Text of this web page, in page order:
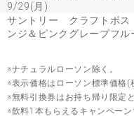
9/29(月)
サントリー クラフトボ
ンジ＆ピンクグレープフ
※ナチュラルローソン除く。
※表示価格はローソン標準価格(
※無料引換券はお持ち帰り限定
※飲料1本もらえるキャンペー